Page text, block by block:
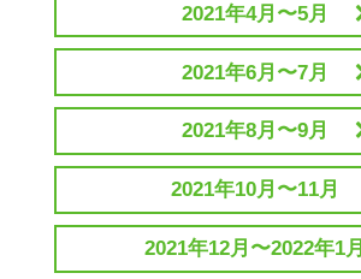
2021年4月〜5月
2021年6月〜7月
2021年8月〜9月
2021年10月〜11月
2021年12月〜2022年1月